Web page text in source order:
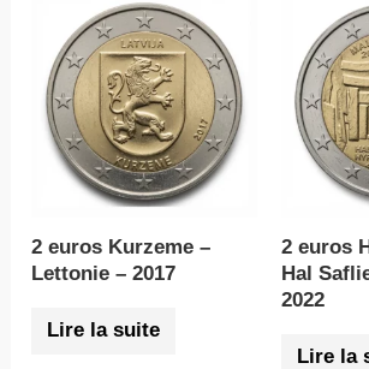
2 euros Kurzeme –
Lettonie – 2017
Lire la suite
2 euros
Hal
2022
Lire la